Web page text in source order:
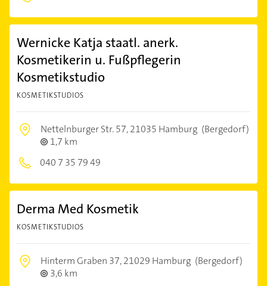
Wernicke Katja staatl. anerk.
Kosmetikerin u. Fußpflegerin
Kosmetikstudio
KOSMETIKSTUDIOS
Nettelnburger Str. 57,21035 Hamburg (Bergedorf)
1,7 km
040 7 35 79 49
Derma Med Kosmetik
KOSMETIKSTUDIOS
Hinterm Graben 37,21029 Hamburg (Bergedorf)
3,6 km